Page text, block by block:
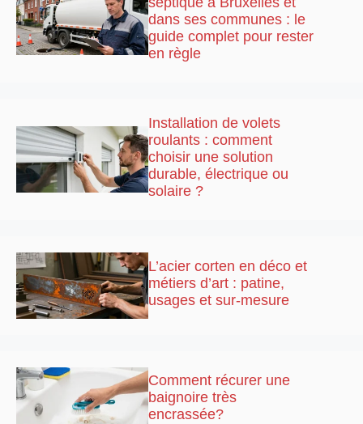
dans ses communes : le
guide complet pour rester
en règle
Installation de volets
roulants : comment
choisir une solution
durable, électrique ou
solaire ?
L’acier corten en déco et
métiers d’art : patine,
usages et sur-mesure
Comment récurer une
baignoire très
encrassée?